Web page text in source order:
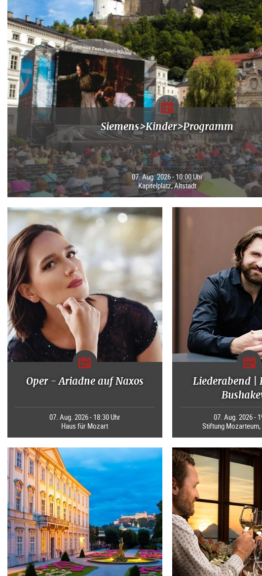
Siemens>Kinder>Programm
07. Aug. 2026 - 10:00 Uhr
Kapitelplatz, Altstadt
Oper - Ariadne auf Naxos
07. Aug. 2026 - 18:30 Uhr
Haus für Mozart
Liederabend |
07. Aug. 2026 -
Stiftung